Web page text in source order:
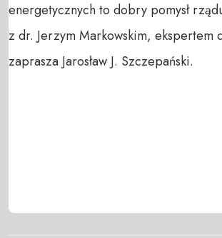
energetycznych to dobry pomysł
z dr. Jerzym Markowskim, ekspertem
zaprasza Jarosław J. Szczepański.